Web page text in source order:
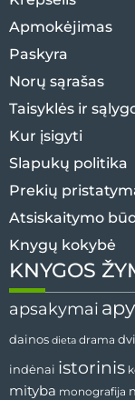
Apmokėjimas
Paskyra
Norų sąrašas
Taisyklės ir
Kur įsigyti
Slapukų politika
Prekių
Atsiskaitymo
Knygų kokybė
KNYGOS
apsakymai
dainos dieta drama
indėnai istorinis
mityba monografija